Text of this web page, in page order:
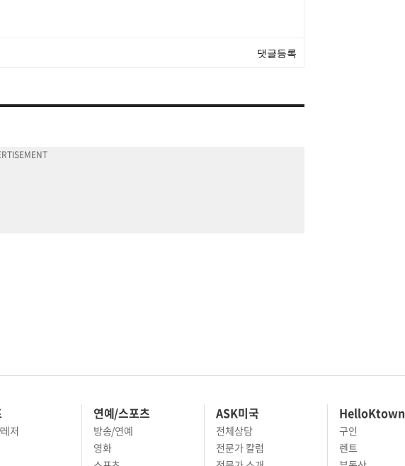
저
연예/스포츠
방송/연예
영화
ASK미국
전체상담
전문가 칼럼
HelloKtown
구인
렌트